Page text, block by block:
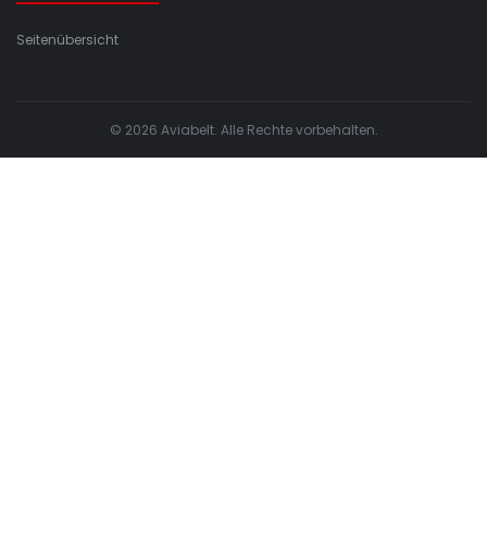
Seitenübersicht
© 2026 Aviabelt. Alle Rechte vorbehalten.